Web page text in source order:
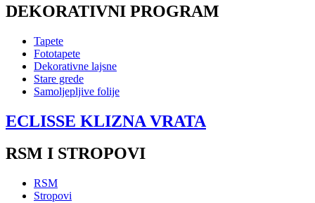
DEKORATIVNI PROGRAM
Tapete
Fototapete
Dekorativne lajsne
Stare grede
Samoljepljive folije
ECLISSE KLIZNA VRATA
RSM I STROPOVI
RSM
Stropovi